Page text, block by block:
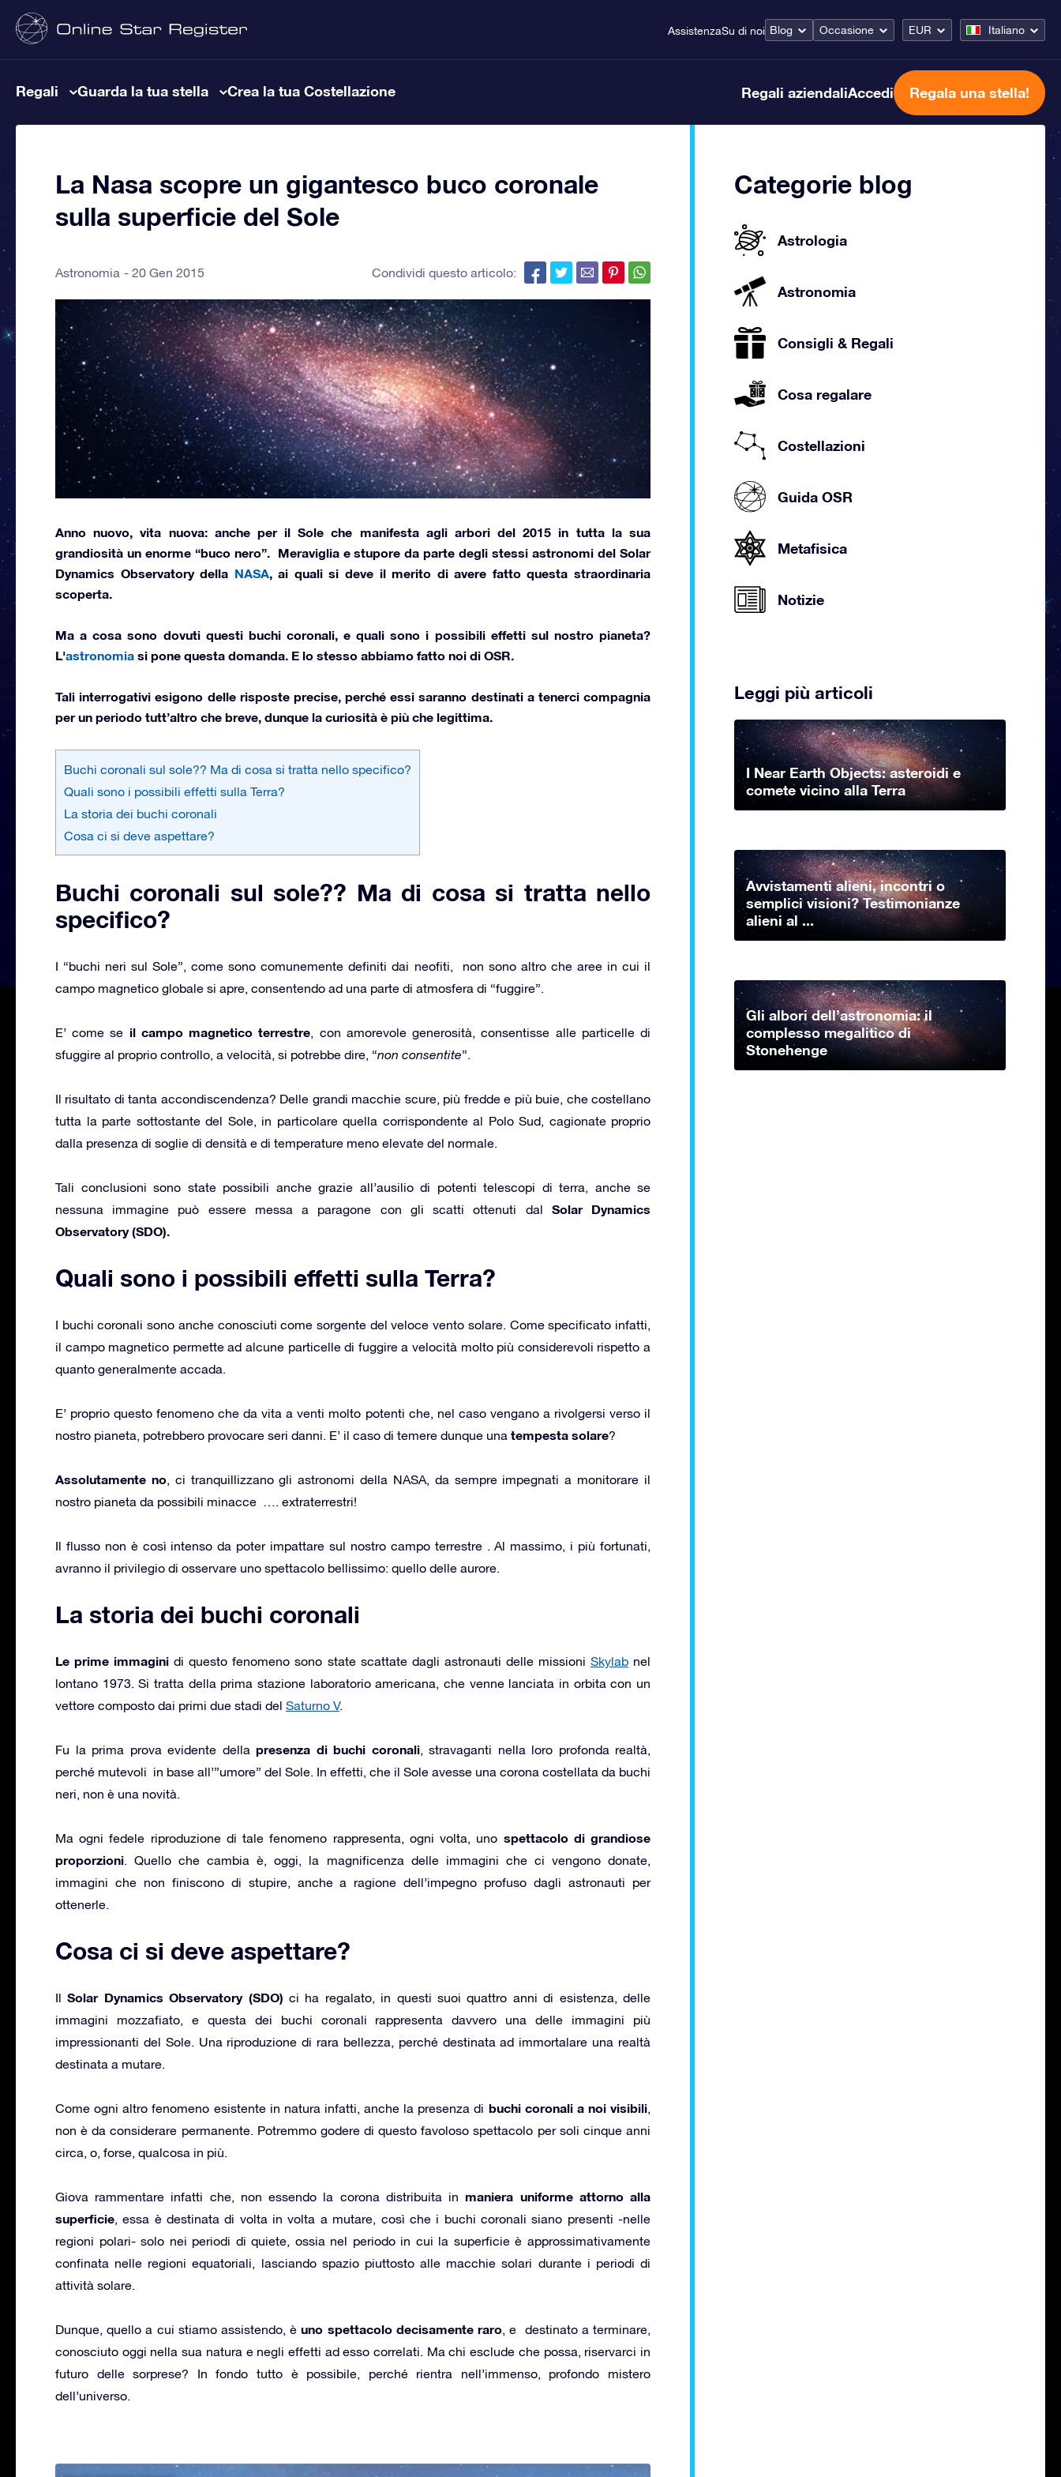
AssistenzaSu di noi Blog Occasione EUR Italiano
Regali Guarda la tua stella Crea la tua Costellazione Regali aziendaliAccedi Regala una stella!
La Nasa scopre un gigantesco buco coronale
sulla superficie del Sole
Astronomia 20 Gen 2015 Condividi questo articolo:
Anno nuovo, vita nuova: anche per il Sole che manifesta agli arbori del 2015 in tutta la sua
grandiosità un enorme “buco nero”. Meraviglia e stupore da parte degli stessi astronomi delSolar
Dynamics Observatory della NASA, ai quali si deve il merito di avere fatto questa straordinaria
scoperta.
Maa cosa sono dovuti questi buchi coronali, e quali sono i possibili effetti sul nostro pianeta?
L'astronomia si pone questa domanda. E lo stesso abbiamo fatto noi di OSR.
Tali interrogativi esigono delle risposte precise, perché essi saranno destinati a tenerci compagnia
per un periodo tutt’altro che breve, dunque la curiosità è più che legittima.
Buchi coronali sul sole?? Ma di cosa si tratta nello specifico?
Quali sono i possibili effetti sulla Terra?
La storia dei buchi coronali
Cosa ci si deve aspettare?
Buchi coronali sul sole?? Ma di cosa si tratta nello
specifico?
I “buchi neri sul Sole”, come sono comunemente definiti dai neofiti, non sono altro che aree in cui il
campo magnetico globale si apre, consentendo ad una parte di atmosfera di “fuggire”.
E’ come se il campo magnetico terrestre, con amorevole generosità, consentisse alle particelle di
sfuggire al proprio controllo, a velocità, si potrebbe dire, “non consentite”.
Il risultato di tanta accondiscendenza? Delle grandi macchie scure, più fredde e più buie, che costellano
tutta la parte sottostante del Sole, in particolare quella corrispondente al Polo Sud, cagionate proprio
dalla presenza di soglie di densità e di temperature meno elevate del normale.
Tali conclusioni sono state possibili anche grazie all’ausilio di potenti telescopi di terra, anche se
nessuna immagine può essere messa a paragone con gli scatti ottenuti dal Solar Dynamics
Observatory (SDO).
Quali sono i possibili effetti sulla Terra?
I buchi coronali sono anche conosciuti come sorgente del veloce vento solare. Come specificato infatti,
il campo magnetico permette ad alcune particelle di fuggire a velocità molto più considerevoli rispetto a
quanto generalmente accada.
E’ proprio questo fenomeno che da vita a venti molto potenti che, nel caso vengano a rivolgersi verso il
nostro pianeta, potrebbero provocare seri danni. E’ il caso di temere dunque una tempesta solare?
Assolutamente no, ci tranquillizzano gli astronomi della NASA, da sempre impegnati a monitorare il
nostro pianeta da possibili minacce …. extraterrestri!
Il flusso non è così intenso da poter impattare sul nostro campo terrestre . Al massimo, i più fortunati,
avranno il privilegio di osservare uno spettacolo bellissimo: quello delle aurore.
La storia dei buchi coronali
Le prime immagini di questo fenomeno sono state scattate dagli astronauti delle missioni Skylabnel
lontano 1973. Si tratta della prima stazione laboratorio americana, che venne lanciata in orbita con un
vettore composto dai primi due stadi del Saturno V.
Fu la prima prova evidente della presenza di buchi coronali, stravaganti nella loro profonda realtà,
perché mutevoli in base all’”umore” del Sole. In effetti, che il Sole avesse una corona costellata da buchi
neri, non è una novità.
Ma ogni fedele riproduzione di tale fenomeno rappresenta, ogni volta, uno spettacolo di grandiose
proporzioni. Quello che cambia è, oggi, la magnificenza delle immagini che ci vengono donate,
immagini che non finiscono di stupire, anche a ragione dell’impegno profuso dagli astronauti per
ottenerle.
Cosa ci si deve aspettare?
IlSolar Dynamics Observatory (SDO) ci ha regalato, in questi suoi quattro anni di esistenza, delle
immagini mozzafiato, e questa dei buchi coronali rappresenta davvero una delle immagini più
impressionanti del Sole. Una riproduzione di rara bellezza, perché destinata ad immortalare una realtà
destinata a mutare.
Come ogni altro fenomeno esistente in natura infatti, anche la presenza di buchi coronali a noi visibili,
non è da considerare permanente. Potremmo godere di questo favoloso spettacolo per soli cinque anni
circa, o, forse, qualcosa in più.
Giova rammentare infatti che, non essendo la corona distribuita in maniera uniforme attorno alla
superficie, essa è destinata di volta in volta a mutare, così che i buchi coronali siano presenti -nelle
regioni polari- solo nei periodi di quiete, ossia nel periodo in cui la superficie è approssimativamente
confinata nelle regioni equatoriali, lasciando spazio piuttosto alle macchie solari durante i periodi di
attività solare.
Dunque, quello a cui stiamo assistendo, èuno spettacolo decisamente raro, e destinato a terminare,
conosciuto oggi nella sua natura e negli effetti ad esso correlati. Ma chi esclude che possa, riservarci in
futuro delle sorprese? In fondo tutto è possibile, perché rientra nell’immenso, profondo mistero
dell’universo.
Categorie blog
Astrologia
Astronomia
Consigli & Regali
Cosa regalare
Costellazioni
Guida OSR
Metafisica
Notizie
Leggi più articoli
I Near Earth Objects: asteroidi e
comete vicino alla Terra
Avvistamenti alieni, incontri o
semplici visioni? Testimonianze
alieni al ...
Gli albori dell’astronomia: il
complesso megalitico di
Stonehenge